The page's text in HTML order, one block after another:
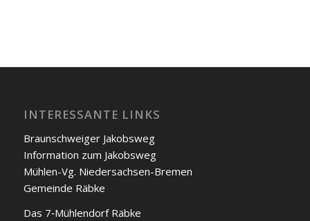
INTERESSANTE LINKS
Braunschweiger Jakobs­weg
Infor­ma­ti­on zum Jakobs­weg
Müh­len-Vg. Nie­der­sach­sen-Bre­men
Gemein­de Räb­ke
Das 7‑Mühlendorf Räb­ke